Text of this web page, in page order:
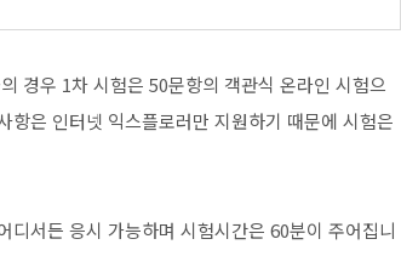
경우 1차 시험은 50문항의 객관식 온라인 시험으
은 인터넷 익스플로러만 지원하기 때문에 시험은
서든 응시 가능하며 시험시간은 60분이 주어집니